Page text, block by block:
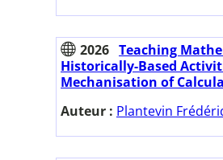
2026 Teaching
Historically-Based
Mechanisation of
Auteur : Plantevin